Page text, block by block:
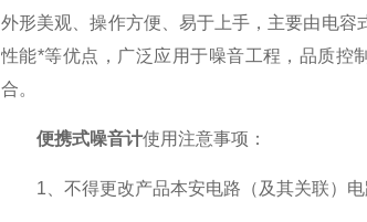
外形美观、操作方便、易于上手，主要由电容
性能*等优点，广泛应用于噪音工程，品质控
合。
便携式噪音计使用注意事项：
1、不得更改产品本安电路（及其关联）电